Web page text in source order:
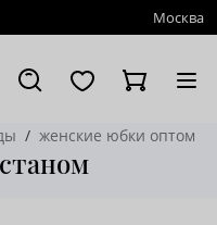
Москва
женские юбки оптом